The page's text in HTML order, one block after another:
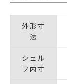
外形寸
法
シェル
フ内寸